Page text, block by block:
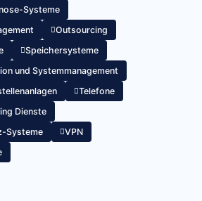
Systeme
Outsourcing
Speichersysteme
und Systemmanagement
Telefone
Dienste
Systeme
VPN